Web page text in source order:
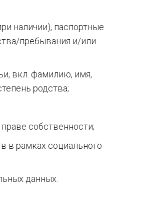
наличии), паспортные
пребывания и/или
вкл. фамилию, имя,
родства;
собственности;
в рамках социального
данных.